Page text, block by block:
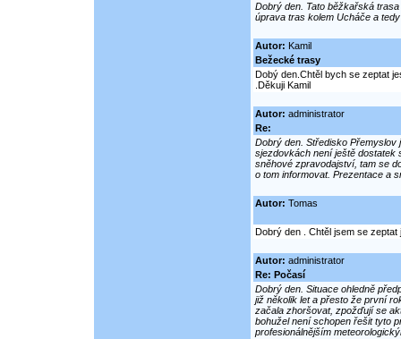
Dobrý den. Tato běžkařská
úprava tras kolem Ucháče a tedy
Autor: Kamil
Bežecké trasy
Dobý den.Chtěl bych se zeptat
.Děkuji Kamil
Autor: administrator
Re:
Dobrý den. Středisko
sjezdovkách není ještě dostatek
sněhové zpravodajství, tam se
o tom informovat. Prezentace a
Autor: Tomas
Dobrý den . Chtěl jsem se
Autor: administrator
Re: Počasí
Dobrý den. Situace ohledně
již několik let a přesto že první
začala zhoršovat, zpožďují se
bohužel není schopen řešit tyto
profesionálnějším